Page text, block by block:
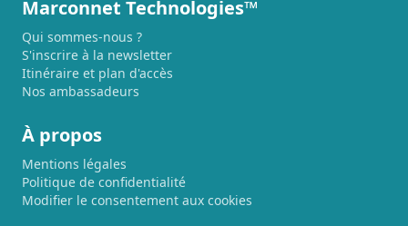
Marconnet Technologies™
Qui sommes-nous ?
S'inscrire à la newsletter
Itinéraire et plan d'accès
Nos ambassadeurs
À propos
Mentions légales
Politique de confidentialité
Modifier le consentement aux cookies